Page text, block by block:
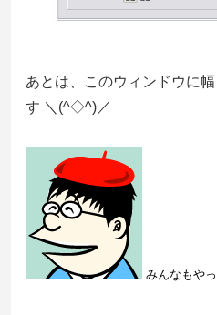
あとは、このウィンドウに
す ＼(^◇^)／
みんなもや